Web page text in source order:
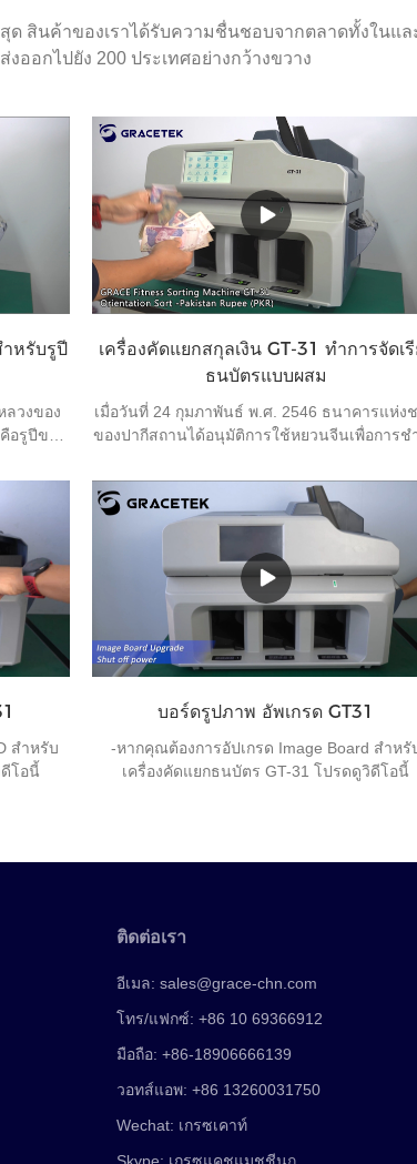
สินค้าของเราได้รับความชื่นชอบจากตลาดทั้งในแล
ออกไปยัง 200 ประเทศอย่างกว้างขวาง
หรับรูปี
ลวงของ
รูปีของ
องจักรที่
เครื่อง
กสำหรับ
ทธิภาพ
งาน
เครื่องคัดแยกสกุลเงิน GT-31 ทำการจัดเรี
ธนบัตรแบบผสม
เมื่อวันที่ 24 กุมภาพันธ์ พ.ศ. 2546 ธนาคารแห่ง
ของปากีสถานได้อนุมัติการใช้หยวนจีนเพื่อการชำ
ที่ใช้หยวนสำหรับการชำระเงินเพื่อการส่งออกอย่
คุณทราบ ธนบัตรแต่ละใบมีสี่ทิศทาง และเราเรีย
พวกเขาว่า A B C และ D ธนาคารส่วนใหญ่ขอให้
เรียงทั้งหมดในทิศทางเดียว ซึ่งจะทำให้พนักงาน
ปัญหามากหากเครื่องไม่มีฟังก์ชันนี้
สำหรับ
โอนี้
บอร์ดรูปภาพ อัพเกรด GT31
-หากคุณต้องการอัปเกรด Image Board สำหรั
เครื่องคัดแยกธนบัตร GT-31 โปรดดูวิดีโอนี้
ติดต่อเรา
อีเมล:sales@grace-chn.com
โทร/แฟกซ์: +86 10 69366912
มือถือ: +86-18906666139
วอทส์แอพ: +86 13260031750
Wechat: เกรซเคาท์